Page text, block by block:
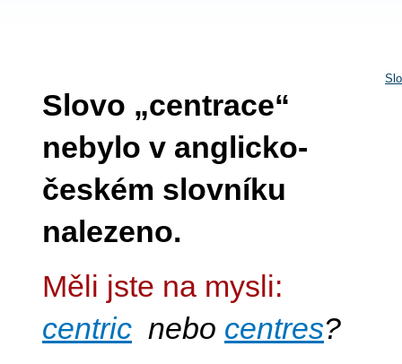
Slovo „centrace“
nebylo v anglicko-
českém slovníku
nalezeno.
Měli jste na mysli:
centric nebo centres?